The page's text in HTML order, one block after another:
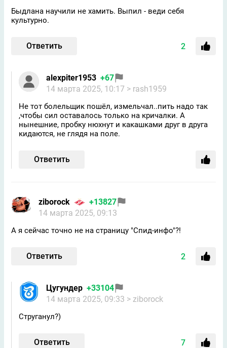
Быдлана научили не хамить. Выпил - веди себя
культурно.
Ответить 2
alexpiter1953 +67
14 марта 2025, 10:17 > rash1959
Не тот болельщик пошёл, измельчал..пить надо так
,чтобы сил оставалось только на кричалки. А
нынешние, пробку нюхнут и какашками друг в друга
кидаются, не глядя на поле.
Ответить
ziborock
+13827
14 марта 2025, 09:13
А я сейчас точно не на страницу "Спид-инфо"?!
Ответить 2
Цугундeр +33104
14 марта 2025, 09:33 > ziborock
Струганул?)
Ответить 7